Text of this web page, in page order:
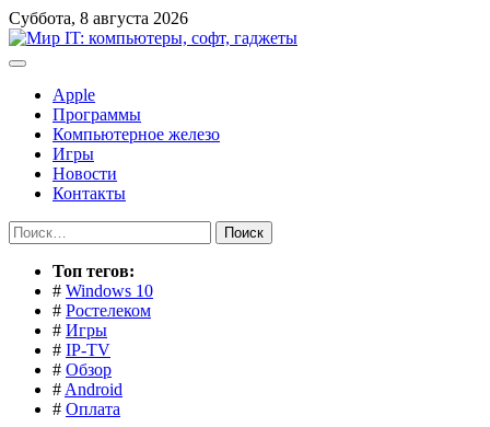
Перейти
к
содержимому
Суббота, 8 августа 2026
Apple
Программы
Компьютерное железо
Игры
Новости
Контакты
Найти:
Toп тегов:
# Windows 10
# Ростелеком
# Игры
# IP-TV
# Обзор
# Android
# Оплата